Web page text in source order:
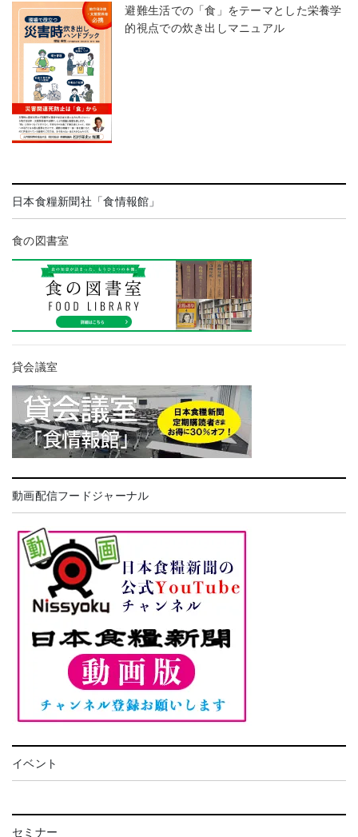
避難生活での「食」をテーマとした栄養学
的視点での炊き出しマニュアル
日本食糧新聞社「食情報館」
食の図書室
貸会議室
動画配信フードジャーナル
イベント
セミナー